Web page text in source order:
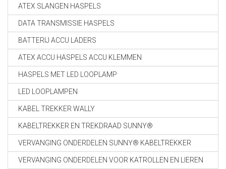
ATEX SLANGEN HASPELS
DATA TRANSMISSIE HASPELS
BATTERIJ ACCU LADERS
ATEX ACCU HASPELS ACCU KLEMMEN
HASPELS MET LED LOOPLAMP
LED LOOPLAMPEN
KABEL TREKKER WALLY
KABELTREKKER EN TREKDRAAD SUNNY®
VERVANGING ONDERDELEN SUNNY® KABELTREKKER
VERVANGING ONDERDELEN VOOR KATROLLEN EN LIEREN